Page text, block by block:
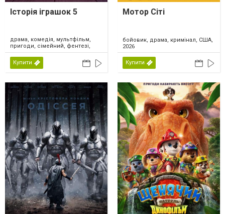
Історія іграшок 5
драма, комедія, мультфільм,
пригоди, сімейний, фентезі,
США, 2026
Купити
Мотор Сіті
бойовик, драма, кримінал, США,
2026
Купити